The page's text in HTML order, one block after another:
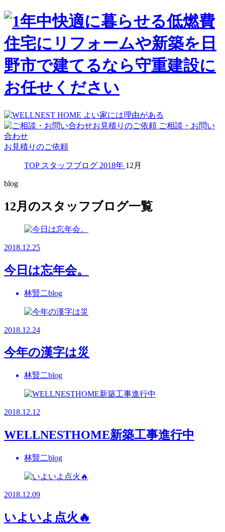
ご相談・お問い
合わせ
お見積りのご依頼
TOP スタッフブログ 2018年 12月
blog
12月のスタッフブログ一覧
2018.12.25
今日は忘年会。
林賢二blog
2018.12.24
今年の漢字は災
林賢二blog
2018.12.12
WELLNESTHOME新築工事進行中
林賢二blog
2018.12.09
いよいよ点火🔥